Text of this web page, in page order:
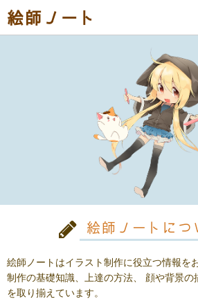
絵師ノート
絵師ノートにつ
絵師ノートはイラスト制作に役立つ情報を
制作の基礎知識、上達の方法、
顔や背景の
を取り揃えています。